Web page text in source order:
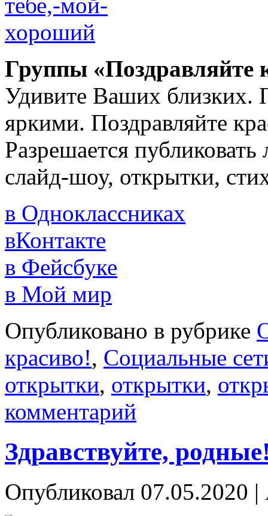
Группы «Поздравляйте
Удивите Ваших близких.
яркими. Поздравляйте
Разрешается
слайд-шоу, открытки,
в Одноклассниках
вКонтакте
в Фейсбуке
в Мой мир
Опубликовано в рубрике
красиво!, Социальные
открытки, открытки,
комментарий
Здравствуйте,
Опубликовал 07.05.2020 |